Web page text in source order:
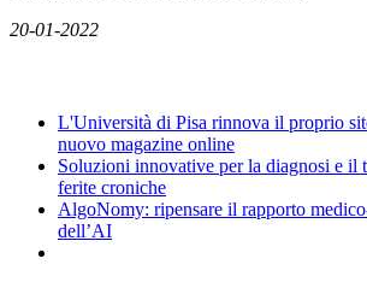
20-01-2022
L'Università di Pisa rinnova il proprio
nuovo magazine online
Soluzioni innovative per la diagnosi e il
ferite croniche
AlgoNomy: ripensare il rapporto
dell’AI